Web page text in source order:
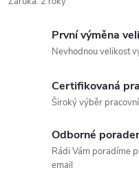
První výměna
Nevhodnou velikost
Certifikovaná
Široký výběr
Odborné
Rádi Vám poradíme
email